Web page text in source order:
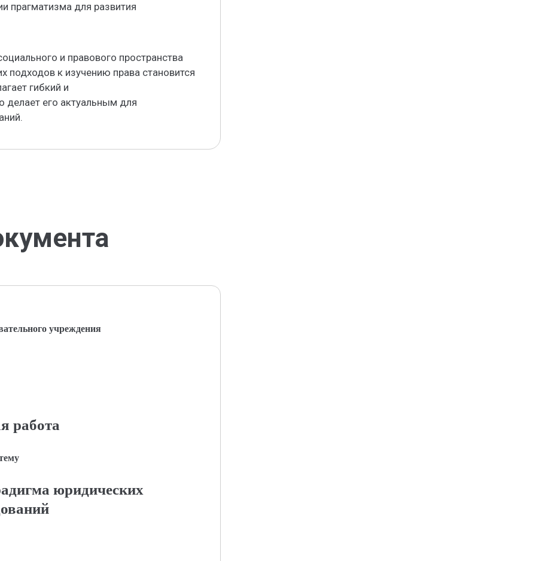
прагматизма для развития
и правового пространства
подходов к изучению права становится
гибкий и
делает его актуальным для
учреждения
работа
юридических